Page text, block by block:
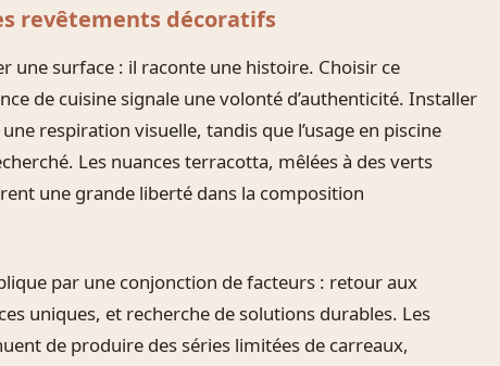
revêtements décoratifs
une surface : il raconte une histoire. Choisir ce
de cuisine signale une volonté d’authenticité. Installer
respiration visuelle, tandis que l’usage en piscine
Les nuances terracotta, mêlées à des verts
une grande liberté dans la composition
par une conjonction de facteurs : retour aux
uniques, et recherche de solutions durables. Les
de produire des séries limitées de carreaux,